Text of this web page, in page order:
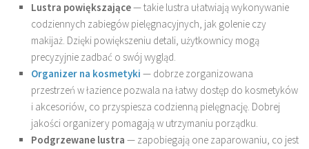
Lustra powiększające— takie lustra ułatwiają wykonywanie
codziennych zabiegów pielęgnacyjnych, jak golenie czy
makijaż. Dzięki powiększeniu detali, użytkownicy mogą
precyzyjnie zadbać o swój wygląd.
Organizer na kosmetyki — dobrze zorganizowana
przestrzeń w łazience pozwala na łatwy dostęp do kosmetyków
i akcesoriów, co przyspiesza codzienną pielęgnację. Dobrej
jakości organizery pomagają w utrzymaniu porządku.
Podgrzewane lustra — zapobiegają one zaparowaniu, co jest